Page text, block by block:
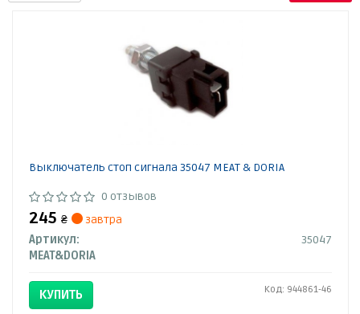
Выключатель стоп сигнала 35047 MEAT & DORIA
0 отзывов
245 ₴
завтра
Артикул:
35047
MEAT&DORIA
КУПИТЬ Код: 944861-46